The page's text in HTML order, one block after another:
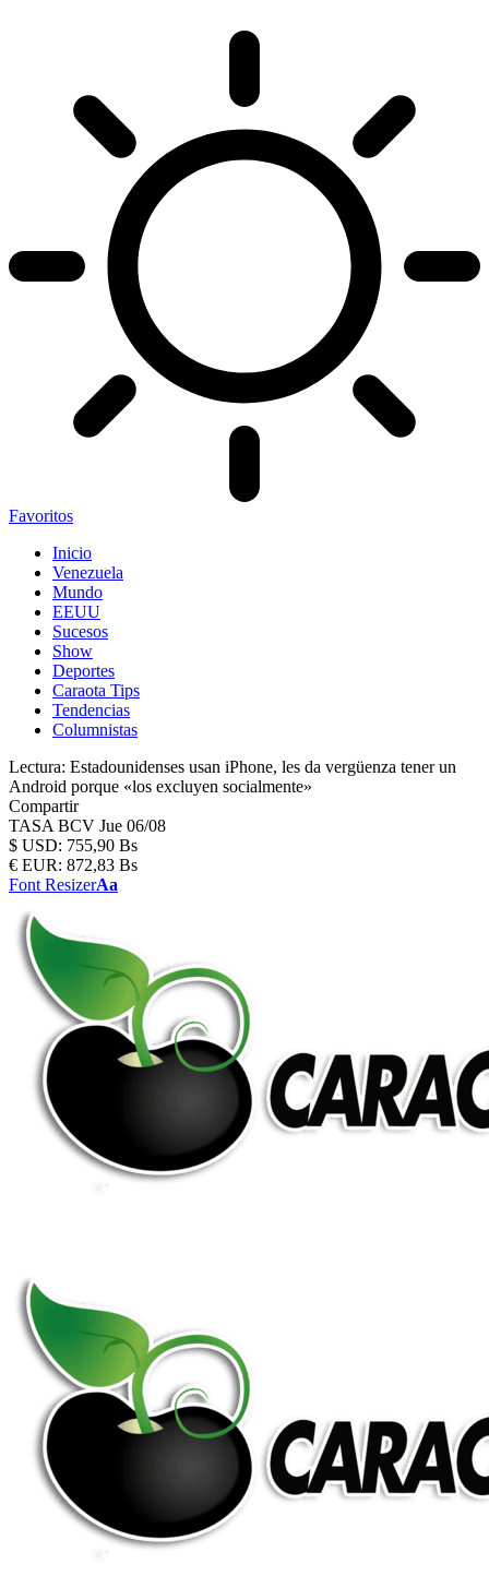
Favoritos
Inicio
Venezuela
Mundo
EEUU
Sucesos
Show
Deportes
Caraota Tips
Tendencias
Columnistas
Lectura: Estadounidenses usan iPhone, les da vergüenza tener un
Android porque «los excluyen socialmente»
Compartir
TASA BCV Jue 06/08
$ USD: 755,90 Bs
€ EUR: 872,83 Bs
Font ResizerAa